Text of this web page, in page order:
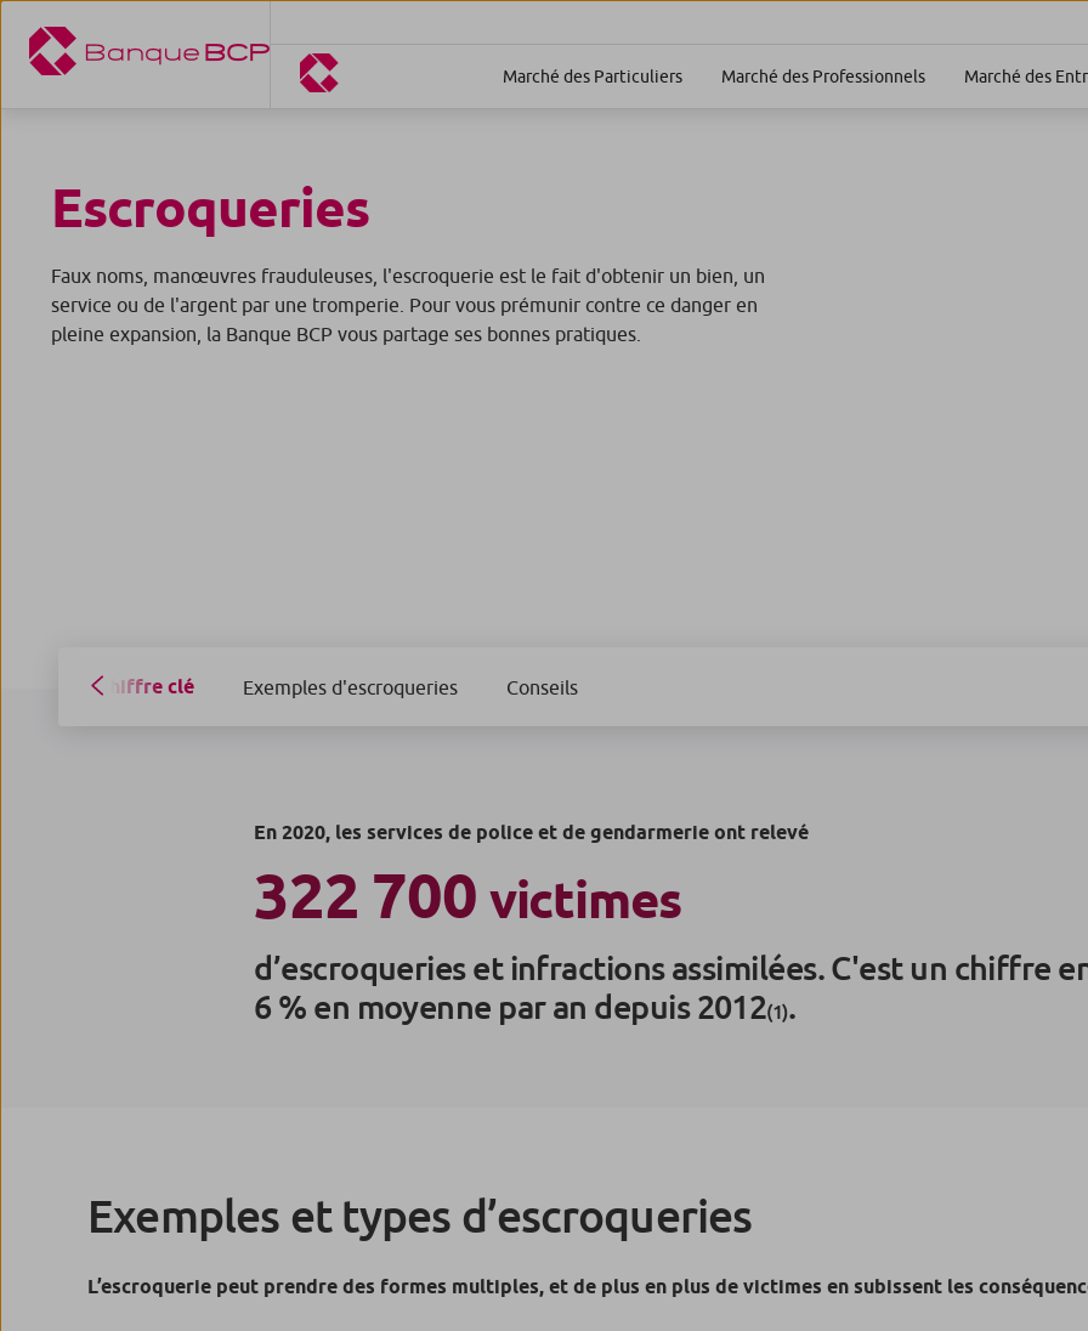
Marché des Particuliers Marché des Professionnels Marché des
Escroqueries
Faux noms, manœuvres frauduleuses, l'escroquerie est le fait d'obtenir un bien, un
service ou de l'argent par une tromperie. Pour vous prémunir contre ce danger en
pleine expansion, la Banque BCP vous partage ses bonnes pratiques.
Chiffre clé Exemples d'escroqueries Conseils
En 2020, les services de police et de gendarmerie ont relevé
322 700 victimes
d’escroqueries et infractions assimilées. C'est un chiffre
6 % en moyenne par an depuis 2012(1).
Exemples et types d’escroqueries
L’escroquerie peut prendre des formes multiples, et de plus en plus de victimes en subissent les